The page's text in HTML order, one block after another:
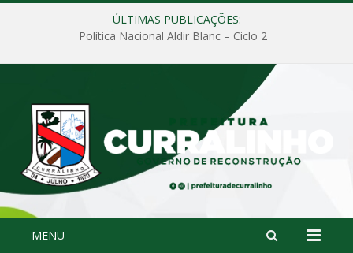
ÚLTIMAS PUBLICAÇÕES:
Política Nacional Aldir Blanc – Ciclo 2
MENU